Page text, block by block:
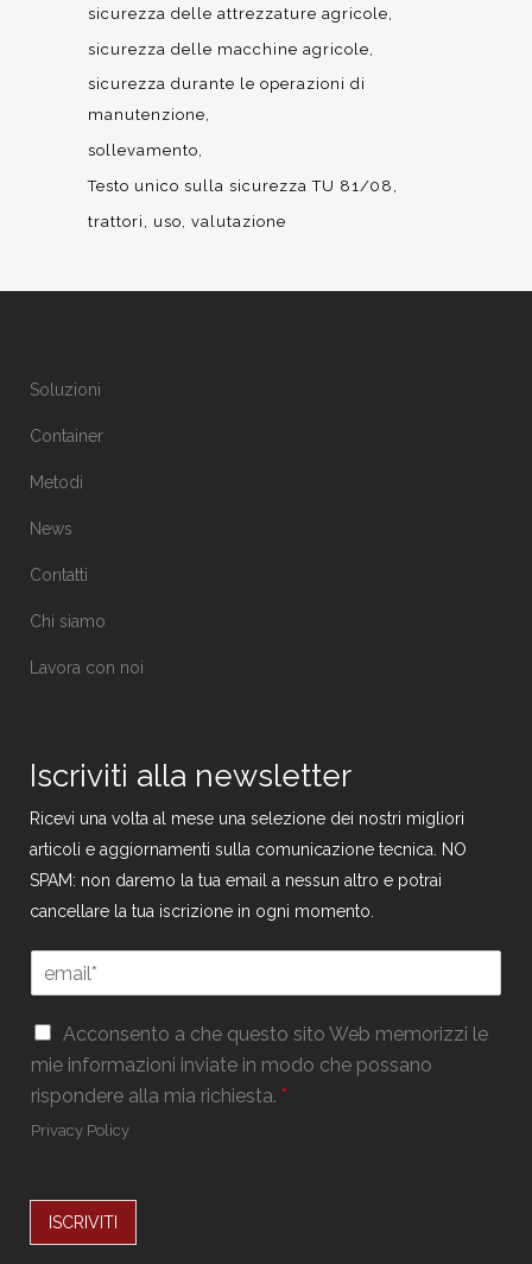
sicurezza delle attrezzature agricole
sicurezza delle macchine agricole
sicurezza durante le operazioni di
manutenzione
sollevamento
Testo unico sulla sicurezza TU 81/08
trattori
uso valutazione
Soluzioni
Container
Metodi
News
Contatti
Chi siamo
Lavora con noi
Iscriviti alla newsletter
Ricevi una volta al mese una selezione dei nostri migliori
articoli e aggiornamenti sulla comunicazione tecnica. NO
SPAM: non daremo la tua email a nessun altro e potrai
cancellare la tua iscrizione in ogni momento.
*
E
m
a
i
l
m
l
*
G
P
R
*
Acconsento a che questo sito Web memorizzi le
mie informazioni inviate in modo che possano
rispondere alla mia richiesta. *
Privacy Policy
ISCRIVITI